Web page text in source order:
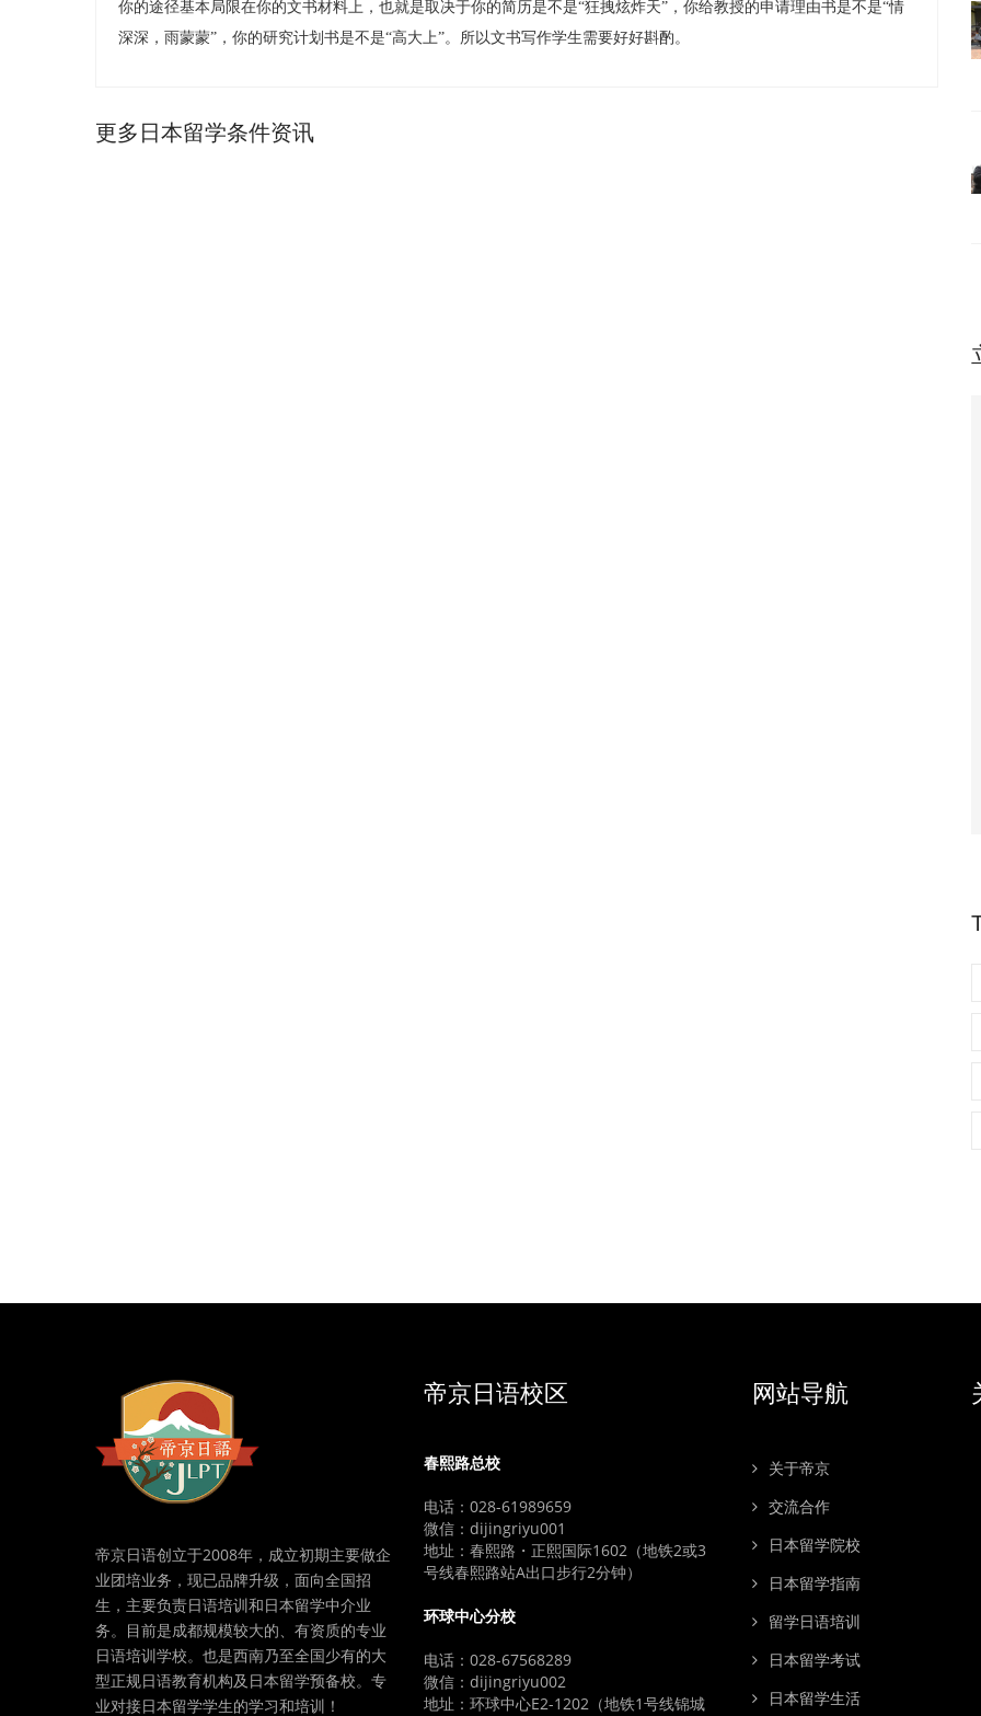
你的途径基本局限在你的文书材料上，也就是取决于你的简历是不是“狂拽炫炸天”，你给教授的申请理由书是不是“情
深深，雨蒙蒙”，你的研究计划书是不是“高大上”。所以文书写作学生需要好好斟酌。
更多日本留学条件资讯
帝京日语创立于2008年，成立初期主要做企
业团培业务，现已品牌升级，面向全国招
生，主要负责日语培训和日本留学中介业
务。目前是成都规模较大的、有资质的专业
日语培训学校。也是西南乃至全国少有的大
型正规日语教育机构及日本留学预备校。专
业对接日本留学学生的学习和培训！
帝京日语校区
春熙路总校
电话：028-61989659
微信：dijingriyu001
地址：春熙路・正熙国际1602（地铁2或3
号线春熙路站A出口步行2分钟）
环球中心分校
电话：028-67568289
微信：dijingriyu002
地址：环球中心E2-1202（地铁1号线锦城
网站导航
关于帝京
交流合作
日本留学院校
日本留学指南
留学日语培训
日本留学考试
日本留学生活